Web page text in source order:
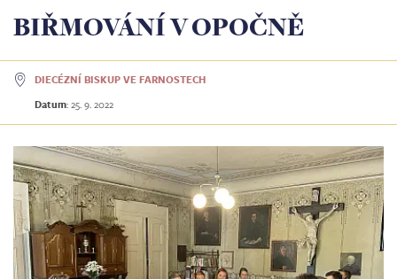
BIŘMOVÁNÍ V OPOČNĚ
DIECÉZNÍ BISKUP VE FARNOSTECH
Datum: 25. 9. 2022